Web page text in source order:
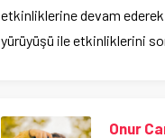
etkinliklerine devam ederek
yürüyüşü ile etkinliklerini
Onur